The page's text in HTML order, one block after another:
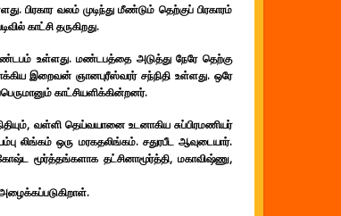
பிரகார வலம் முடிந்து மீண்டும் தெற்குப் பிரகாரம்
காட்சி தருகிறது.
உள்ளது. மண்டபத்தை அடுத்து நேரே தெற்கு
இறைவன் ஞானபுரீஸ்வரர் சந்நிதி உள்ளது. ஒரே
காட்சியளிக்கின்றனர்.
வள்ளி தெய்வயானை உடனாகிய சுப்பிரமணியர்
லிங்கம் ஒரு மரகதலிங்கம். சதுரபீட ஆவுடையார்.
மூர்த்தங்களாக தட்சினாமூர்த்தி, மகாவிஷ்ணு,